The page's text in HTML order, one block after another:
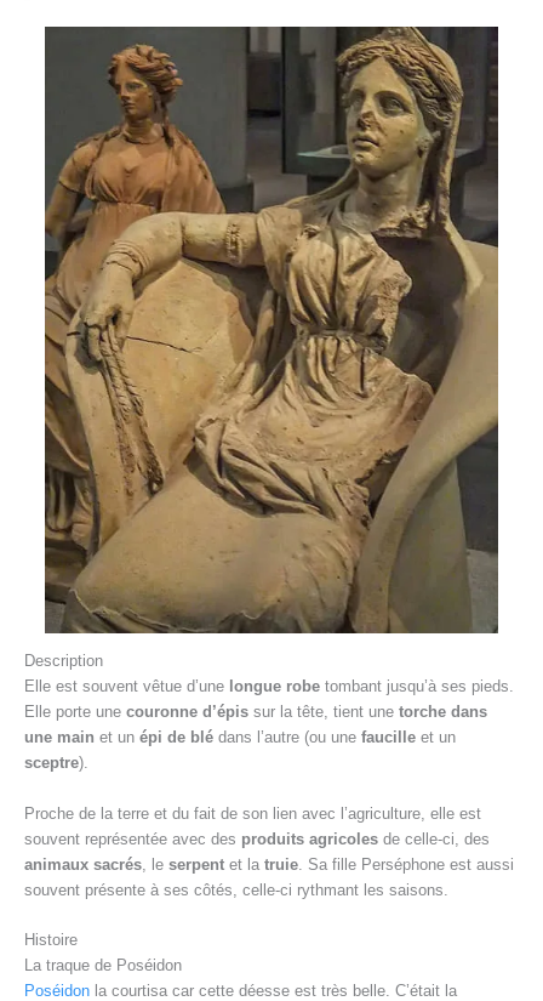
Description
Elle est souvent vêtue d’une longue robe tombant jusqu’à ses pieds.
Elle porte une couronne d’épis sur la tête, tient une torche dans
une main et un épi de blé dans l’autre (ou une faucille et un
sceptre).
Proche de la terre et du fait de son lien avec l’agriculture, elle est
souvent représentée avec des produits agricoles de celle-ci, des
animaux sacrés , le serpent et la truie . Sa fille Perséphone est aussi
souvent présente à ses côtés, celle-ci rythmant les saisons.
Histoire
La traque de Poséidon
Poséidon la courtisa car cette déesse est très belle. C’était la